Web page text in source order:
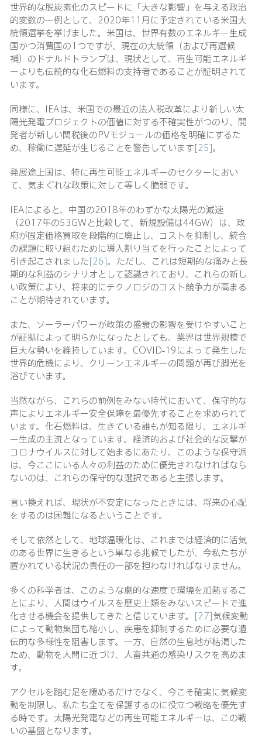
世界的な脱炭素化のスピードに「大きな影響」を与える政治
的変数の一例として、2020年11月に予定されている米国大
統領選挙を挙げました。米国は、世界有数のエネルギー生成
国かつ消費国の1つですが、現在の大統領（および再選候
補）のドナルドトランプは、現状として、再生可能エネルギ
ーよりも伝統的な化石燃料の支持者であることが証明されて
います。
同様に、IEAは、米国での最近の法人税改革により新しい太
陽光発電プロジェクトの価値に対する不確実性がつのり、開
発者が新しい関税後のPVモジュールの価格を明確にするた
め、稼働に遅延が生じることを警告しています[25]。
発展途上国は、特に再生可能エネルギーのセクターにおい
て、気まぐれな政策に対して等しく脆弱です。
IEAによると、中国の2018年のわずかな太陽光の減速
（2017年の53GWと比較して、新規設備は44GW）は、政
府が固定価格買取を段階的に廃止し、コストを抑制し、統合
の課題に取り組むために導入割り当てを行ったことによって
引き起こされました[26]。ただし、これは短期的な痛みと長
期的な利益のシナリオとして認識されており、これらの新し
い政策により、将来的にテクノロジのコスト競争力が高まる
ことが期待されています。
また、ソーラーパワーが政策の盛衰の影響を受けやすいこと
が証拠によって明らかになったとしても、業界は世界規模で
巨大な勢いを維持しています。COVID-19によって発生した
世界的危機により、クリーンエネルギーの問題が再び脚光を
浴びています。
当然ながら、これらの前例をみない時代において、保守的な
声によりエネルギー安全保障を最優先することを求められて
います。化石燃料は、生きている誰もが知る限り、エネルギ
ー生成の主流となっています。経済的および社会的な反撃が
コロナウイルスに対して始まるにあたり、このような保守派
は、今ここにいる人々の利益のために優先されなければなら
ないのは、これらの保守的な選択であると主張します。
言い換えれば、現状が不安定になったときには、将来の心配
をするのは困難になるということです。
そして依然として、地球温暖化は、これまでは経済的に活気
のある世界に生きるという単なる兆候でしたが、今私たちが
置かれている状況の責任の一部を担わなければなりません。
多くの科学者は、このような劇的な速度で環境を加熱するこ
とにより、人間はウイルスを歴史上類をみないスピードで進
化させる機会を提供してきたと信じています。 [27]気候変動
によって動物集団も縮小し、疾患を抑制するために必要な遺
伝的な多様性を阻害します。一方、自然の生息地が枯渇した
ため、動物を人間に近づけ、人畜共通の感染リスクを高めま
す。
アクセルを踏む足を緩めるだけでなく、今こそ確実に気候変
動を制限し、私たち全てを保護するのに役立つ戦略を優先す
る時です。太陽光発電などの再生可能エネルギーは、この戦
いの基盤となります。